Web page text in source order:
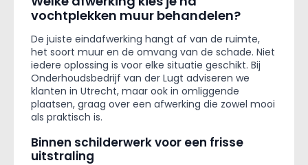
vochtplekken muur behandelen?
De juiste eindafwerking hangt af van de ruimte,
het soort muur en de omvang van de schade. Niet
iedere oplossing is voor elke situatie geschikt. Bij
Onderhoudsbedrijf van der Lugt adviseren we
klanten in Utrecht, maar ook in omliggende
plaatsen, graag over een afwerking die zowel mooi
als praktisch is.
Binnen schilderwerk voor een frisse
uitstraling